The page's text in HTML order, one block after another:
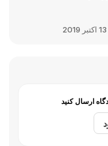
13 اکتبر 2019
ارسال کنید